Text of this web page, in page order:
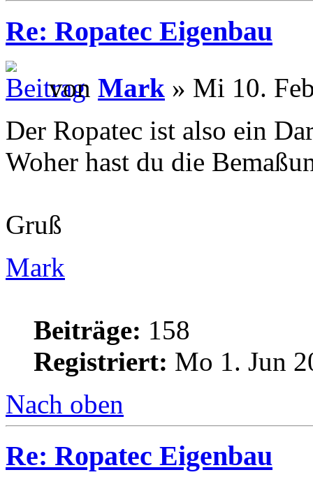
Re: Ropatec Eigenbau
von Mark » Mi 10.
Der Ropatec ist also ein
Woher hast du die
Gruß
Mark
Beiträge: 158
Registriert: Mo 1. Jun
Nach oben
Re: Ropatec Eigenbau